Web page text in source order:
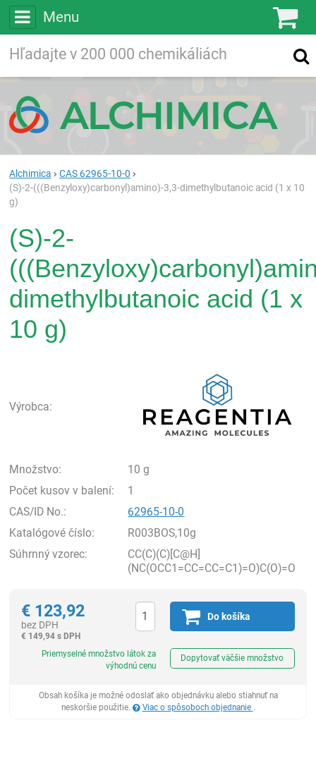
Menu
Vyhľadávanie
Alchimica
CAS 62965-10-0
(S)-2-(((Benzyloxy)carbonyl)amino)-3,3-dimethylbutanoic acid (1 x 10
g)
(S)-2-
dimethylbutanoic acid (1 x
10 g)
Výrobca:
Množstvo:
10 g
Počet kusov v balení:
1
CAS/ID No.:
62965-10-0
Katalógové číslo:
R003BOS,10g
Súhrnný vzorec:
CC(C)(C)[C@H]
(NC(OCC1=CC=CC=C1)=O)C(O)=O
€ 123,92
bez DPH
€ 149,94 s DPH
Do košíka
Priemyselné množstvo látok za
výhodnú cenu
Dopytovať väčšie množstvo
Obsah košíka je možné odoslať ako objednávku alebo stiahnuť na
neskoršie použitie.
Viac o spôsoboch objednanie .